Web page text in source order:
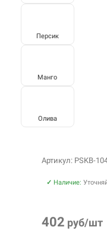
Персик
Манго
Олива
Артикул: PSKB-
✓ Наличие:
402 руб/шт